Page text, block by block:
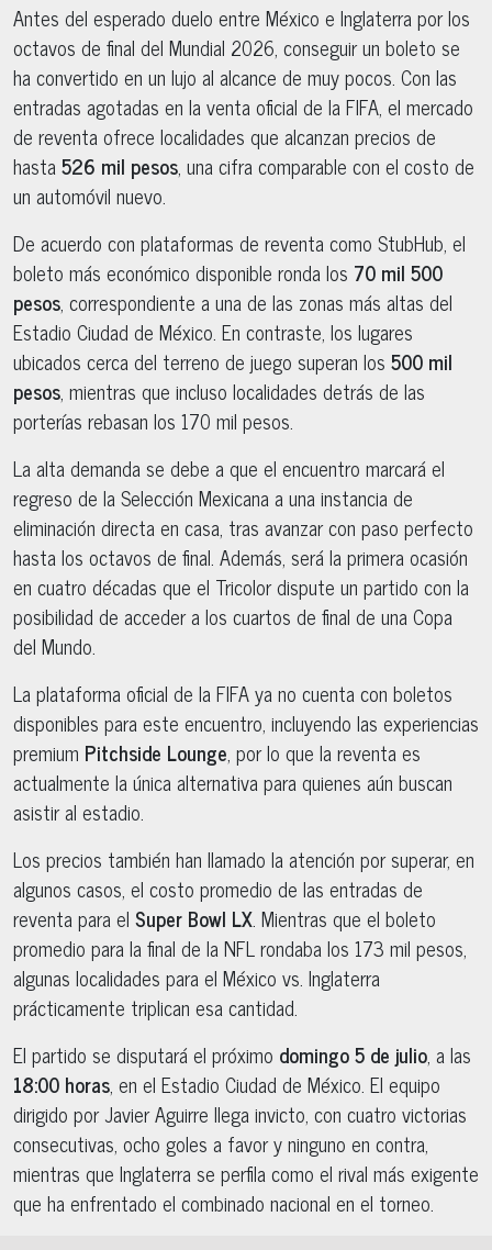
Antes del esperado duelo entre México e Inglaterra por los
octavos de final del Mundial 2026, conseguir un boleto se
ha convertido en un lujo al alcance de muy pocos. Con las
entradas agotadas en la venta oficial de la FIFA, el mercado
de reventa ofrece localidades que alcanzan precios de
hasta526 mil pesos, una cifra comparable con el costo de
un automóvil nuevo.
De acuerdo con plataformas de reventa como StubHub, el
boleto más económico disponible ronda los 70 mil 500
pesos, correspondiente a una de las zonas más altas del
Estadio Ciudad de México. En contraste, los lugares
ubicados cerca del terreno de juego superan los 500 mil
pesos, mientras que incluso localidades detrás de las
porterías rebasan los 170 mil pesos.
La alta demanda se debe a que el encuentro marcará el
regreso de la Selección Mexicana a una instancia de
eliminación directa en casa, tras avanzar con paso perfecto
hasta los octavos de final. Además, será la primera ocasión
en cuatro décadas que el Tricolor dispute un partido con la
posibilidad de acceder a los cuartos de final de una Copa
del Mundo.
La plataforma oficial de la FIFA ya no cuenta con boletos
disponibles para este encuentro, incluyendo las experiencias
premium Pitchside Lounge, por lo que la reventa es
actualmente la única alternativa para quienes aún buscan
asistir al estadio.
Los precios también han llamado la atención por superar, en
algunos casos, el costo promedio de las entradas de
reventa para el Super Bowl LX. Mientras que el boleto
promedio para la final de la NFL rondaba los 173 mil pesos,
algunas localidades para el México vs. Inglaterra
prácticamente triplican esa cantidad.
El partido se disputará el próximo domingo 5 de julio, a las
18:00 horas, en el Estadio Ciudad de México. El equipo
dirigido por Javier Aguirre llega invicto, con cuatro victorias
consecutivas, ocho goles a favor y ninguno en contra,
mientras que Inglaterra se perfila como el rival más exigente
que ha enfrentado el combinado nacional en el torneo.